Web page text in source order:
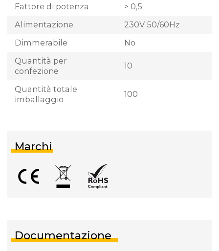
Fattore di potenza
> 0,5
Alimentazione
230V 50/60Hz
Dimmerabile
No
Quantità per
confezione
10
Quantità totale
imballaggio
100
Marchi
Documentazione